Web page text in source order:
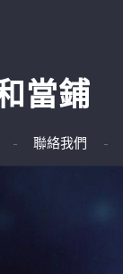
當鋪
聯絡我們